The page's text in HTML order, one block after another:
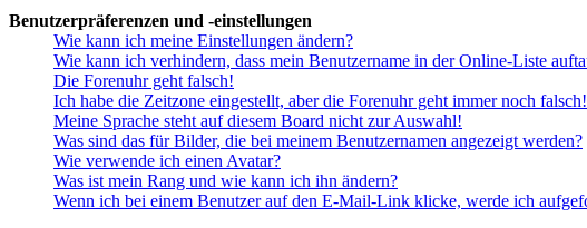
Benutzerpräferenzen und -einstellungen
Wie kann ich meine Einstellungen ändern?
Wie kann ich verhindern, dass mein Benutzername in der Online-Liste
Die Forenuhr geht falsch!
Ich habe die Zeitzone eingestellt, aber die Forenuhr geht immer noch falsch!
Meine Sprache steht auf diesem Board nicht zur Auswahl!
Was sind das für Bilder, die bei meinem Benutzernamen angezeigt werden?
Wie verwende ich einen Avatar?
Was ist mein Rang und wie kann ich ihn ändern?
Wenn ich bei einem Benutzer auf den E-Mail-Link klicke, werde ich